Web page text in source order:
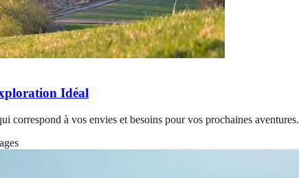
Idéal
correspond à vos envies et besoins pour vos prochaines aventures.